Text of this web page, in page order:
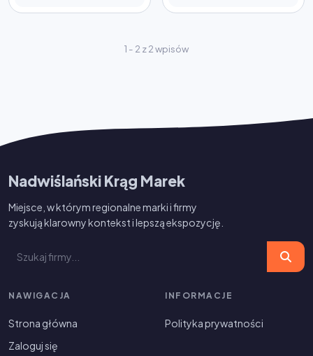
1 - 2 z 2 wpisów
Nadwiślański Krąg Marek
Miejsce, w którym regionalne marki i firmy
zyskują klarowny kontekst i lepszą ekspozycję.
NAWIGACJA
Strona główna
Zaloguj się
INFORMACJE
Polityka prywatności